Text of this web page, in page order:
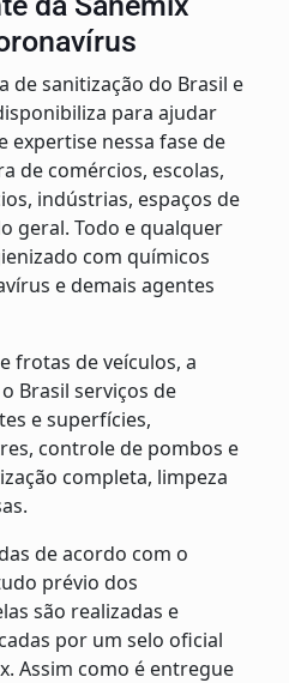
de sanitização do Brasil e
para ajudar
expertise nessa fase de
de comércios, escolas,
indústrias, espaços de
geral. Todo e qualquer
com químicos
e demais agentes
frotas de veículos, a
Brasil serviços de
e superfícies,
controle de pombos e
completa, limpeza
de acordo com o
prévio dos
são realizadas e
por um selo oficial
Assim como é entregue